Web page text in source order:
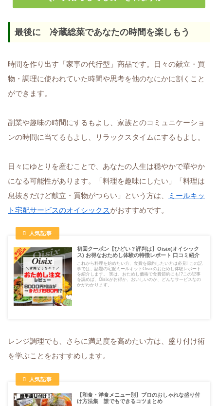
今だけ
最後に 冷蔵総菜であなたの時間を楽しもう
時間を作り出す「家事の代行型」商品です。日々の献立・買
物・調理に使われていた時間や思考を他のなにかに割くこと
ができます。
副業や趣味の時間にするもよし、家族とのコミュニケーショ
ンの時間に当てるもよし、リラックスタイムにするもよし。
日々にゆとりを産むことで、あなたの人生は穏やかで華やか
になる可能性があります。「料理を趣味にしたい」「料理は
息抜きだけど献立・買物がつらい」という方は、
ミールキッ
ト宅配サービスのオイシックスがおすすめです。
初回クーポン【ひどい？評判は】Oisix(オイシック
ス) お得なおためし体験の特徴レポート 口コミ紹介
これから料理を始めたい方、食費を節約したい方は必見! この記
事では、話題の宅配ミールキットOisixのおためし体験レポート
を紹介します。 実は、おためし価格で食費節約にも!?この記事
を読めば、Oisixがお得か、おいしいのか、どんなサービスなの
かがわかります。
レンジ調理でも、さらに満足度を高めたい方は、盛り付け術
を学ぶことをおすすめします。
【和食・洋食メニュー別】プロのおしゃれな盛り付
け方法集 誰でもできるコツまとめ